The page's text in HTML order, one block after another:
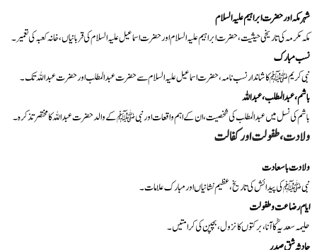
شہر مکہ اور حضرت ابراہیم علیہ السلام
مکہ مکرمہ کی تاریخی حیثیت، حضرت ابراہیم علیہ السلام اور حضرت اسماعیل علیہ السلام کی قربانیاں، خانہ کعبہ کی تعمیر۔
نسب مبارک
نبی کریم ﷺ کا شاندار نسب نامہ، حضرت اسماعیل علیہ السلام سے حضرت عبدالمطلب اور حضرت عبد اللہ تک۔
باشم، عبدالمطلب، عبد اللہ
باشم کی نسل میں عبدالمطلب کی شخصیت، ان کے اہم واقعات اور نبی ﷺ کے والد حضرت عبد اللہ کا مختصر تذکرہ۔
ولادت، طفولت اور کفالت
ولادت باسعادت
نبی ﷺ کی پیدائش کی تاریخ، عظیم نشانیاں اور مبارک علامات۔
ایام رضاعت و طفولت
حلیمہ سعدیہؓ کا آنا، برکتوں کا نزول، بچپن کی کرامتیں۔